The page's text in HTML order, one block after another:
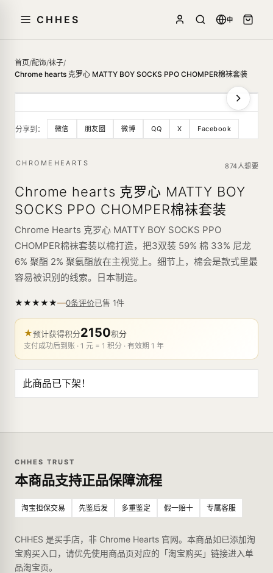
CHHES 中
首页/配饰/袜子/
Chrome hearts 克罗心 MATTY BOY SOCKS PPO CHOMPER棉袜套装
分享到： 微信 朋友圈 微博 QQ X Facebook
CHROMEHEARTS 874人想要
Chrome hearts 克罗心 MATTY BOY
SOCKS PPO CHOMPER棉袜套装
Chrome Hearts 克罗心 MATTY BOY SOCKS PPO
CHOMPER棉袜套装以棉打造，把3双装 59% 棉 33% 尼龙
6% 聚酯 2% 聚氨酯放在主视觉上。细节上，棉会是款式里最
容易被识别的线索。日本制造。
★★★★★—0条评价已售 1件
★预计获得积分2150积分
支付成功后到账 · 1 元 = 1 积分 · 有效期 1 年
此商品已下架！
CHHES TRUST
本商品支持正品保障流程
淘宝担保交易 先鉴后发 多重鉴定 假一赔十 专属客服
CHHES 是买手店，非 Chrome Hearts 官网。本商品如已添加淘
宝购买入口，请优先使用商品页对应的「淘宝购买」链接进入单
品淘宝页。